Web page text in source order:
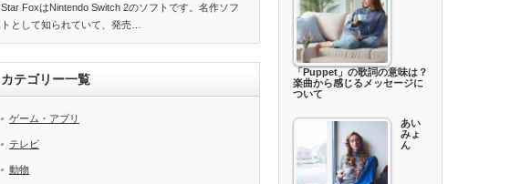
Star FoxはNintendo Switch 2のソフトです。名作ソフ
トとして知られていて、発売…
カテゴリー一覧
ゲーム・アプリ
テレビ
動物
「Puppet」の歌詞の意味は？
楽曲から感じるメッセージに
ついて
あい
みょ
ん